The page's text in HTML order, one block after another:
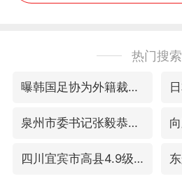
热门搜索
曝韩国足协为外籍裁判员安排色情招待
泉州市委书记张毅恭被查
四川宜宾市高县4.9级地震致1人死亡